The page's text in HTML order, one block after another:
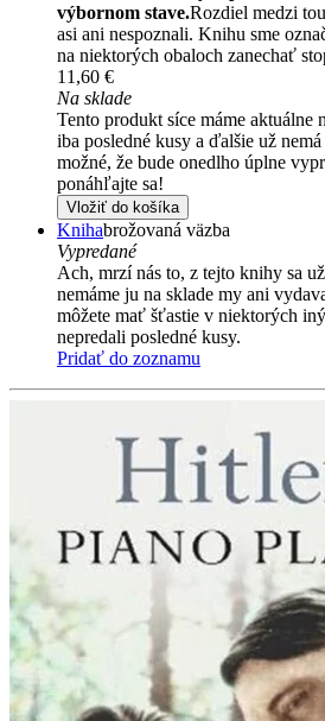
výbornom stave.Rozdiel medzi
asi ani nespoznali. Knihu sme
na niektorých obaloch zanechať
11,60 €
Na sklade
Tento produkt síce máme aktuálne
iba posledné kusy a ďalšie už
možné, že bude onedlho úplne
ponáhľajte sa!
Vložiť do košíka
Knihabrožovaná väzba
Vypredané
Ach, mrzí nás to, z tejto knihy sa
nemáme ju na sklade my ani
môžete mať šťastie v niektorých
nepredali posledné kusy.
Pridať do zoznamu